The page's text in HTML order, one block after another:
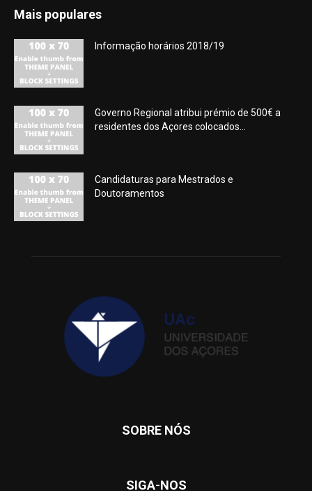
Mais populares
Informação horários 2018/19
Governo Regional atribui prémio de 500€ a
residentes dos Açores colocados...
Candidaturas para Mestrados e
Doutoramentos
SOBRE NÓS
SIGA-NOS